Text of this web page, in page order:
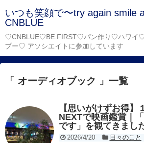
いつも笑顔で〜try again smile
CNBLUE
♡CNBLUE♡BE:FIRST♡パン作り♡ハワイ
プー♡ アソシエイトに参加しています
「 オーディオブック 」一覧
【思いがけずお得
NEXTで映画鑑賞｜
です」を観てきまし
2026/4/20
日々のこと